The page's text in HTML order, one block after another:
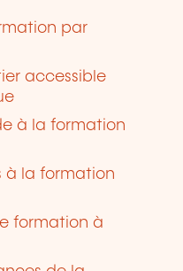
par
accessible
à la formation
à la formation
formation à